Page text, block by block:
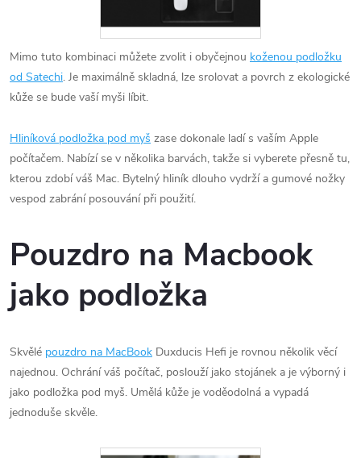
Mimo tuto kombinaci můžete zvolit i obyčejnou koženou podložku
od Satechi. Je maximálně skladná, lze srolovat a povrch z ekologické
kůže se bude vaší myši líbit.
Hliníková podložka pod myš zase dokonale ladí s vaším Apple
počítačem. Nabízí se v několika barvách, takže si vyberete přesně tu,
kterou zdobí váš Mac. Bytelný hliník dlouho vydrží a gumové nožky
vespod zabrání posouvání při použití.
Pouzdro na Macbook
jako podložka
Skvělé pouzdro na MacBook Duxducis Hefi je rovnou několik věcí
najednou. Ochrání váš počítač, poslouží jako stojánek a je výborný i
jako podložka pod myš. Umělá kůže je voděodolná a vypadá
jednoduše skvěle.